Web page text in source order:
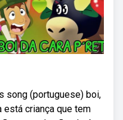
song (portuguese) boi,
está criança que tem